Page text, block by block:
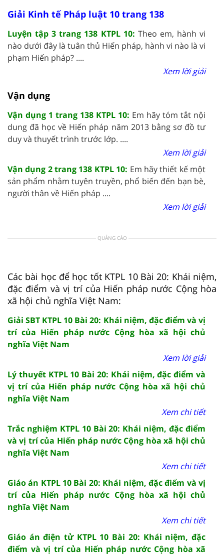
Giải Kinh tế Pháp luật 10 trang 138
Luyện tập 3 trang 138 KTPL 10: Theo em, hành vi
nào dưới đây là tuân thủ Hiến pháp, hành vi nào là vi
phạm Hiến pháp? ....
Xem lời giải
Vận dụng
Vận dụng 1 trang 138 KTPL 10: Em hãy tóm tắt nội
dung đã học về Hiến pháp năm 2013 bằng sơ đồ tư
duy và thuyết trình trước lớp. ....
Xem lời giải
Vận dụng 2 trang 138 KTPL 10: Em hãy thiết kế một
sản phẩm nhằm tuyên truyền, phổ biến đến bạn bè,
người thân về Hiến pháp ....
Xem lời giải
QUẢNG CÁO
Các bài học để học tốt KTPL 10 Bài 20: Khái niệm,
đặc điểm và vị trí của Hiến pháp nước Cộng hòa
xã hội chủ nghĩa Việt Nam:
Giải SBT KTPL 10 Bài 20: Khái niệm, đặc điểm và vị
trí của Hiến pháp nước Cộng hòa xã hội chủ
nghĩa Việt Nam
Xem lời giải
Lý thuyết KTPL 10 Bài 20: Khái niệm, đặc điểm và
vị trí của Hiến pháp nước Cộng hòa xã hội chủ
nghĩa Việt Nam
Xem chi tiết
Trắc nghiệm KTPL 10 Bài 20: Khái niệm, đặc điểm
và vị trí của Hiến pháp nước Cộng hòa xã hội chủ
nghĩa Việt Nam
Xem chi tiết
Giáo án KTPL 10 Bài 20: Khái niệm, đặc điểm và vị
trí của Hiến pháp nước Cộng hòa xã hội chủ
nghĩa Việt Nam
Xem chi tiết
Giáo án điện tử KTPL 10 Bài 20: Khái niệm, đặc
điểm và vị trí của Hiến pháp nước Cộng hòa xã